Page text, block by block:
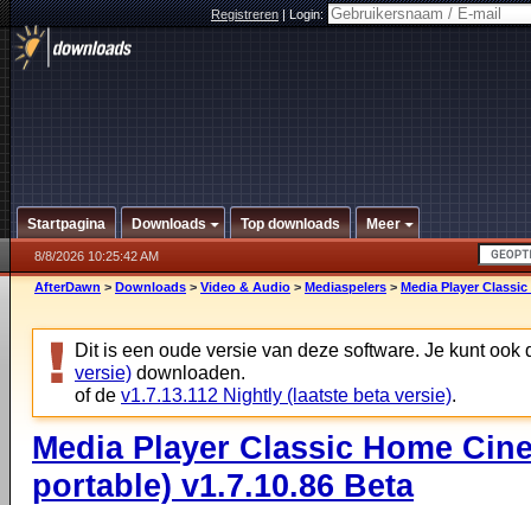
Registreren|Login:
Startpagina Downloads Top downloads Meer
8/8/2026 10:25:42 AM
AfterDawn > Downloads > Video & Audio > Mediaspelers > Media Player
Dit is een oude versie van deze software. Je kunt ook
versie) downloaden.
of de v1.7.13.112 Nightly (laatste beta versie).
Media Player Classic Home
portable) v1.7.10.86 Beta